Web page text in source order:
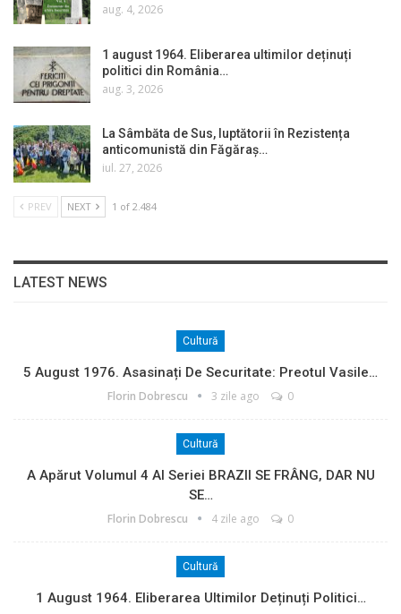
aug. 4, 2026
1 august 1964. Eliberarea ultimilor deținuți
politici din România…
aug. 3, 2026
La Sâmbăta de Sus, luptătorii în Rezistența
anticomunistă din Făgăraș…
iul. 27, 2026
PREV NEXT 1 of 2.484
LATEST NEWS
Cultură
5 August 1976. Asasinați De Securitate: Preotul Vasile…
Florin Dobrescu 3 zile ago 0
Cultură
A Apărut Volumul 4 Al Seriei BRAZII SE FRÂNG, DAR NU
SE…
Florin Dobrescu 4 zile ago 0
Cultură
1 August 1964. Eliberarea Ultimilor Deținuți Politici…